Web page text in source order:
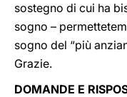
sostegno di cui ha
sogno –
sogno del “più
Grazie.
DOMANDE E